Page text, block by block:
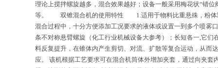
理论上搅拌螺旋越多，混合效果越好；设备一般采用梅花状“错
等。 双锥混合机的使用特性 1.适用于物料比重悬殊，粉体
混合过程中，十分方便添加工况要求的液体或设置一到多个
条不对称悬臂螺旋（化工行业机械设备大参考）；长短各一,它
料反复提升，在锥体内产生剪切、对流、扩散等复合运动，从
应。 该机根据工艺要求可在混合机筒体外增加夹套，通过向夹